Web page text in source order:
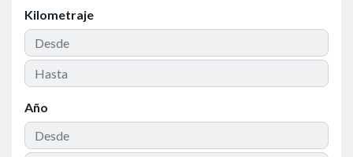
Kilometraje
Año